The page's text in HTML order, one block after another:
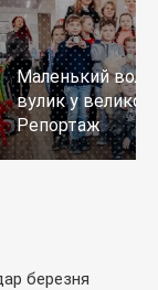
Маленький
вулик у
Репортаж
березня